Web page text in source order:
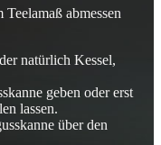
abmessen
natürlich Kessel,
geben oder erst
lassen.
über den